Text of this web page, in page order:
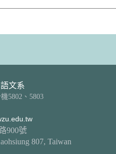
文系
5802、5803
900號
807, Taiwan